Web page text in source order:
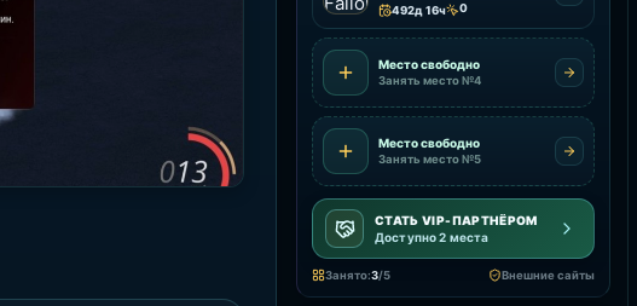
492д 16ч
0
Место свободно
Занять место №4
Место свободно
Занять место №5
СТАТЬ VIP-ПАРТНЁРОМ
Доступно 2 места
Занято:3/5 Внешние сайты